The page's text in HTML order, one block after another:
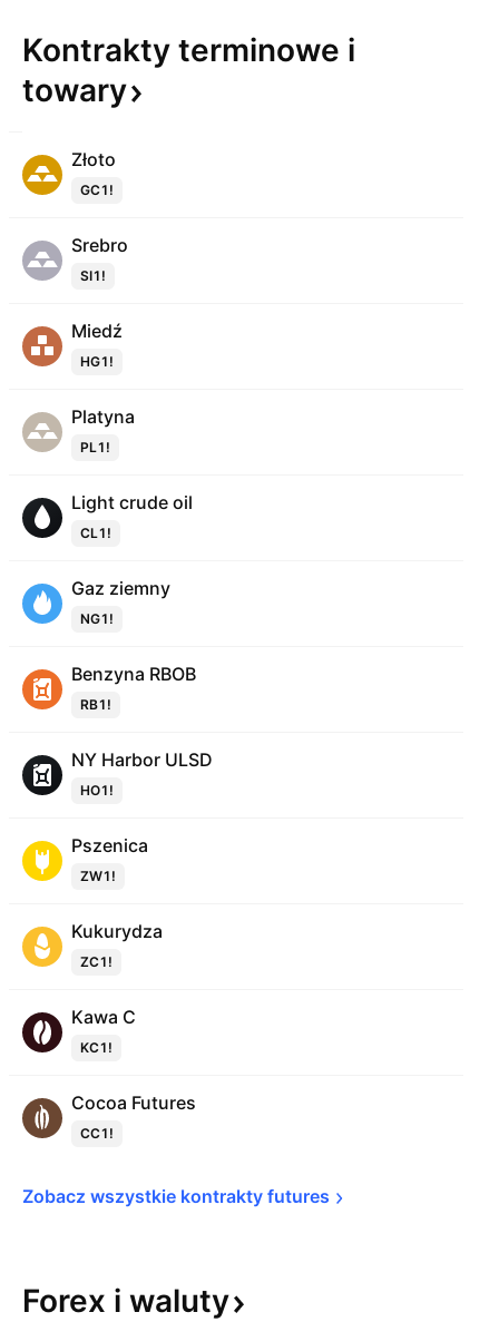
Kontrakty terminowe i
towary
Złoto
GC1!
Srebro
SI1!
Miedź
HG1!
Platyna
PL1!
Light crude oil
CL1!
Gaz ziemny
NG1!
Benzyna RBOB
RB1!
NY Harbor ULSD
HO1!
Pszenica
ZW1!
Kukurydza
ZC1!
Kawa C
KC1!
Cocoa Futures
CC1!
Zobacz wszystkie kontrakty futures
Forex i waluty